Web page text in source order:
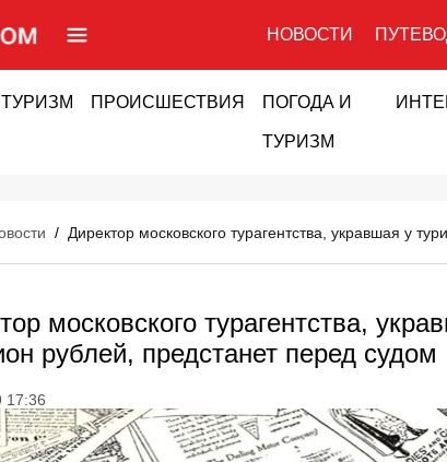
НОВОСТИ
ТУРИЗМ ПРОИСШЕСТВИЯ ПОГОДА И
ТУРИЗМ
/ Директор московского турагентства, укравшая у
московского турагентства,
рублей, предстанет перед судом
17:36